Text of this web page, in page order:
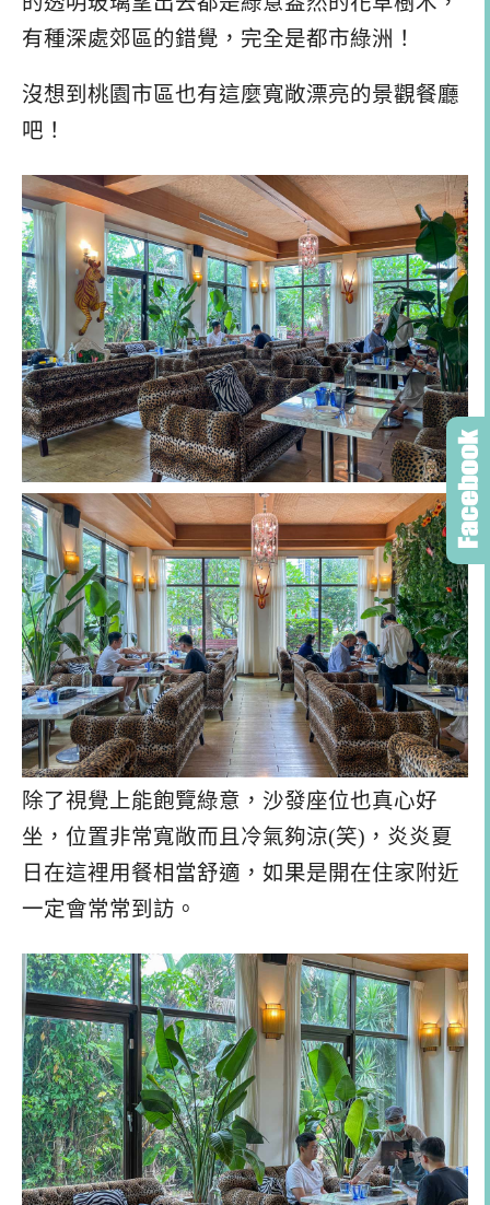
有種深處郊區的錯覺，完全是都市綠洲！
沒想到桃園市區也有這麼寬敞漂亮的景觀餐廳
吧！
除了視覺上能飽覽綠意，沙發座位也真心好
坐，位置非常寬敞而且冷氣夠涼(笑)，炎炎夏
日在這裡用餐相當舒適，如果是開在住家附近
一定會常常到訪。